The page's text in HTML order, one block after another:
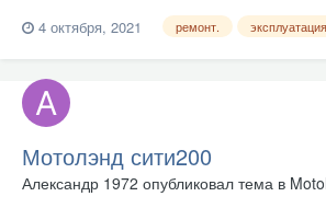
4 октября, 2021
ремонт. эксплуатация
Мотолэнд сити200
Александр 1972 опубликовал тема в